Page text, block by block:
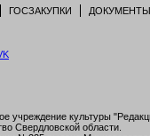
ГОСЗАКУПКИ ДОКУМЕНТЫ
учреждение культуры
Свердловской области.